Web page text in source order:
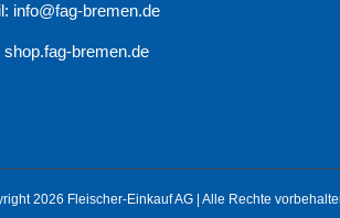
info@fag-bremen.de
shop.fag-bremen.de
2026 Fleischer-Einkauf AG | Alle Rechte